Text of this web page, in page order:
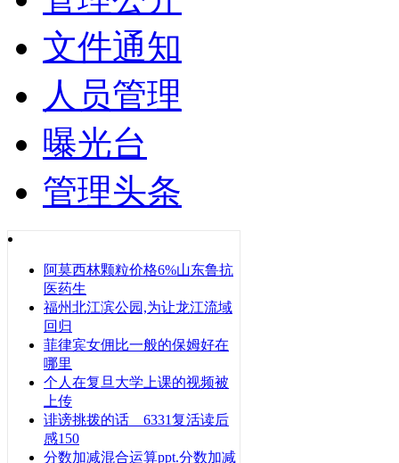
文件通知
人员管理
曝光台
管理头条
阿莫西林颗粒价格6%山东鲁抗
医药生
福州北江滨公园,为让龙江流域
回归
菲律宾女佣比一般的保姆好在
哪里
个人在复旦大学上课的视频被
上传
诽谤挑拨的话 6331复活读后
感150
分数加减混合运算ppt.分数加减